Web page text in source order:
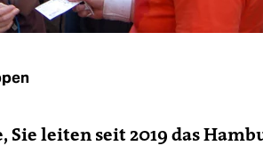
Sie leiten seit 2019 das